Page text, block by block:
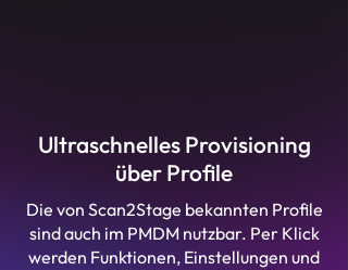
Ultraschnelles Provisioning
über Profile
Die von Scan2Stage bekannten Profile
sind auch im PMDM nutzbar. Per Klick
werden Funktionen, Einstellungen und